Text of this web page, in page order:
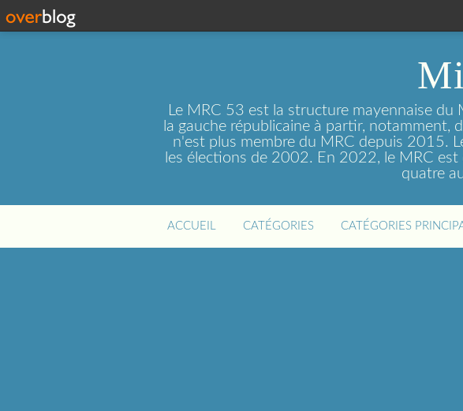
Le MRC 53 est la structure mayennaise
la gauche républicaine à partir, notamment,
n'est plus membre du MRC depuis 2015.
les élections de 2002. En 2022, le MRC
quatre
ACCUEIL CATÉGORIES CATÉGORIES